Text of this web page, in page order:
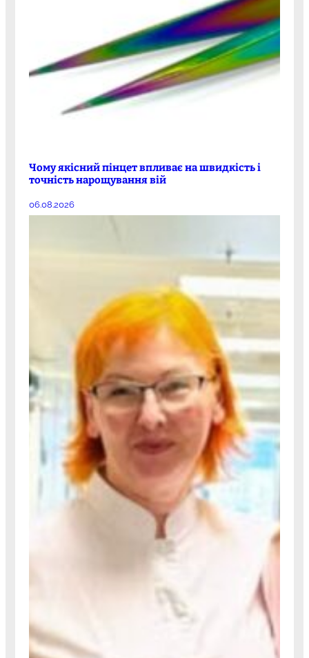
Чому якісний пінцет впливає на швидкість і
точність нарощування вій
06.08.2026